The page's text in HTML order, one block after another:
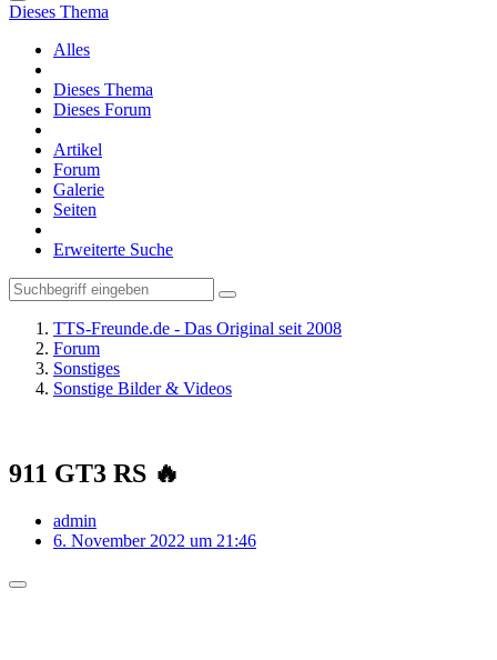
Dieses Thema
Alles
Dieses Thema
Dieses Forum
Artikel
Forum
Galerie
Seiten
Erweiterte Suche
TTS-Freunde.de - Das Original seit 2008
Forum
Sonstiges
Sonstige Bilder & Videos
911 GT3 RS 🔥
admin
6. November 2022 um 21:46